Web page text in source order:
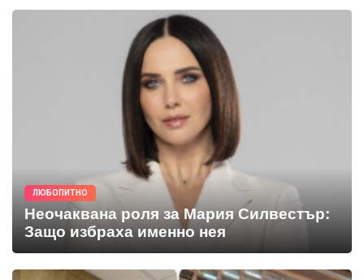
ЛЮБОПИТНО
Неочаквана роля за Мария Силвестър:
Защо избраха именно нея